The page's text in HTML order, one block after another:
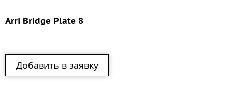
Arri Bridge Plate 8
Добавить в заявку